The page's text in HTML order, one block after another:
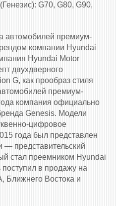
G70, G80, G90,
автомобилей премиум-
компании Hyundai
Hyundai Motor
двухдверного
G, как прообраз стиля
премиум-
компания официально
Genesis. Модели
цифровое
года был представлен
— представительский
стал преемником Hyundai
в продажу на
Востока и